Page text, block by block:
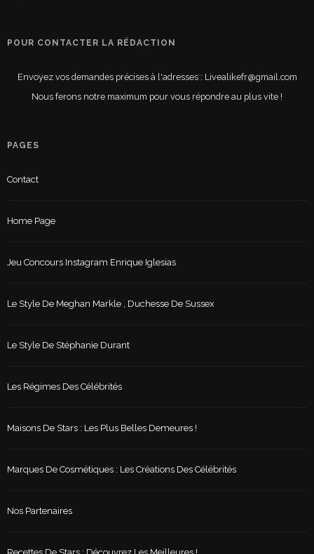
POUR CONTACTER LA RÉDACTION
Envoyez vos demandes précises à l'adresses : Livealikefr@gmail.com
Nous ferons notre maximum pour vous répondre au plus vite !
PAGES
Contact
Home Page
Jeu Concours Instagram Enrique Iglesias
Le Style De Meghan Markle , Duchesse De Sussex
Le Style De Stéphanie Durant
Les Régimes Des Célébrités
Maisons De Stars : Les Plus Belles Demeures !
Marques De Cosmétiques : Les Créations Des Célébrités
Nos Partenaires